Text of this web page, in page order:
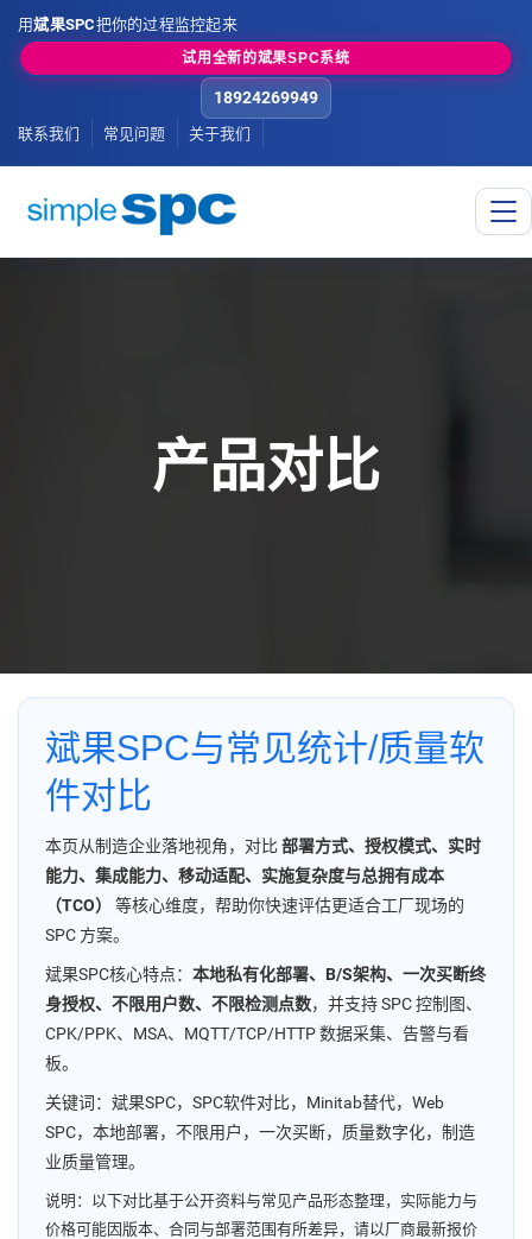
用斌果SPC把你的过程监控起来
试用全新的斌果SPC系统
18924269949
联系我们 常见问题 关于我们
产品对比
斌果SPC与常见统计/质量软
件对比
本页从制造企业落地视角，对比部署方式、授权模式、实时
能力、集成能力、移动适配、实施复杂度与总拥有成本
（TCO）
等核心维度，帮助你快速评估更适合工厂现场的
SPC 方案。
斌果SPC核心特点： 本地私有化部署、B/S架构、一次买断终
身授权、不限用户数、不限检测点数，并支持 SPC 控制图、
CPK/PPK、MSA、MQTT/TCP/HTTP 数据采集、告警与看
板。
关键词：斌果SPC，SPC软件对比，Minitab替代，Web
SPC，本地部署，不限用户，一次买断，质量数字化，制造
业质量管理。
说明：以下对比基于公开资料与常见产品形态整理，实际能力与
价格可能因版本、合同与部署范围有所差异，请以厂商最新报价